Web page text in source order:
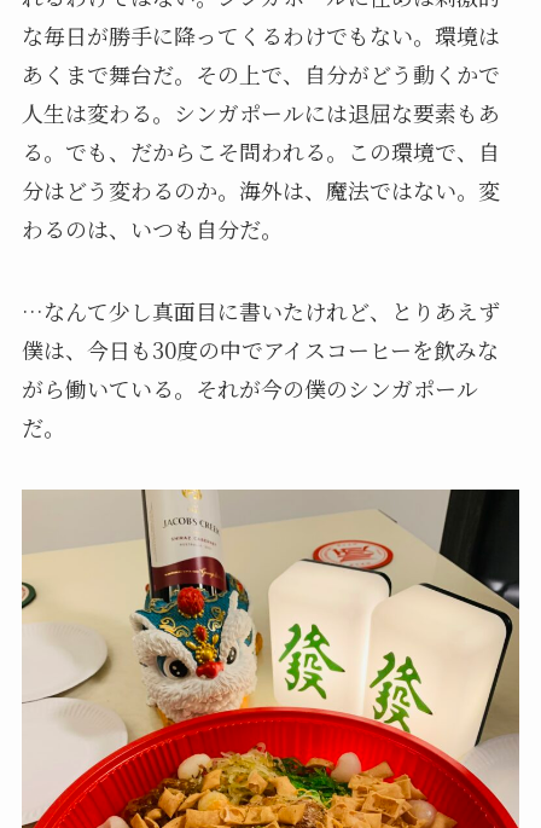
な毎日が勝手に降ってくるわけでもない。環境は
あくまで舞台だ。その上で、自分がどう動くかで
人生は変わる。シンガポールには退屈な要素もあ
る。でも、だからこそ問われる。この環境で、自
分はどう変わるのか。海外は、魔法ではない。変
わるのは、いつも自分だ。
…なんて少し真面目に書いたけれど、とりあえず
僕は、今日も30度の中でアイスコーヒーを飲みな
がら働いている。それが今の僕のシンガポール
だ。